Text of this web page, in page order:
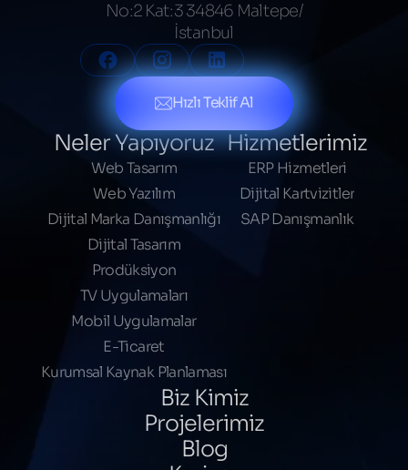
No:2 Kat:3 34846 Maltepe/
İstanbul
Hızlı Teklif Al
Neler Yapıyoruz
Web Tasarım
Web Yazılım
Dijital Marka Danışmanlığı
Dijital Tasarım
Prodüksiyon
TV Uygulamaları
Mobil Uygulamalar
E-Ticaret
Kurumsal Kaynak Planlaması
Hizmetlerimiz
ERP Hizmetleri
Dijital Kartvizitler
SAP Danışmanlık
Biz Kimiz
Projelerimiz
Blog